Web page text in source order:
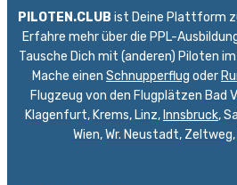
PILOTEN.CLUB ist Deine Plattform
Erfahre mehr über die PPL-
Tausche Dich mit (anderen) Piloten
Mache einen Schnupperflug oder
Flugzeug von den Flugplätzen Bad
Klagenfurt, Krems, Linz, Innsbruck,
Wien,Wr. Neustadt, Zeltweg,